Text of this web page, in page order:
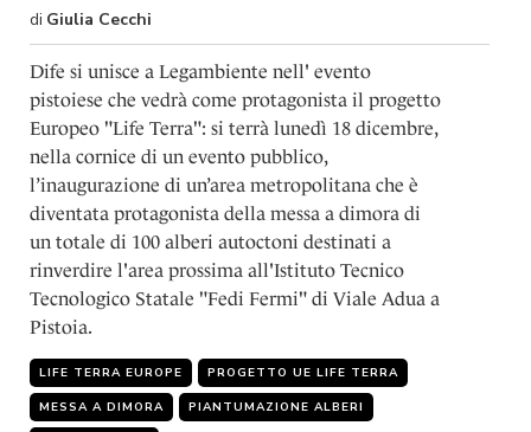
di Giulia Cecchi
Dife si unisce a Legambiente nell' evento
pistoiese che vedrà come protagonista il progetto
Europeo "Life Terra": si terrà lunedì 18 dicembre,
nella cornice di un evento pubblico,
l’inaugurazione di un’area metropolitana che è
diventata protagonista della messa a dimora di
un totale di 100 alberi autoctoni destinati a
rinverdire l'area prossima all'Istituto Tecnico
Tecnologico Statale "Fedi Fermi" di Viale Adua a
Pistoia.
LIFE TERRA EUROPE PROGETTO UE LIFE TERRA
MESSA A DIMORA PIANTUMAZIONE ALBERI